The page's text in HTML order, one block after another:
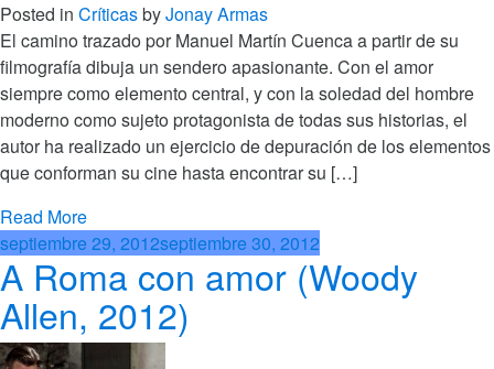
Posted in CríticasbyJonay Armas
El camino trazado por Manuel Martín Cuenca a partir de su
filmografía dibuja un sendero apasionante. Con el amor
siempre como elemento central, y con la soledad del hombre
moderno como sujeto protagonista de todas sus historias, el
autor ha realizado un ejercicio de depuración de los elementos
que conforman su cine hasta encontrar su […]
Read More
septiembre 29, 2012septiembre 30, 2012
A Roma con amor (Woody
Allen, 2012)